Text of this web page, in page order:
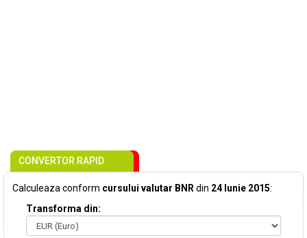
CONVERTOR RAPID
Calculeaza conform cursului valutar BNR din 24 Iunie 2015:
Transforma din: